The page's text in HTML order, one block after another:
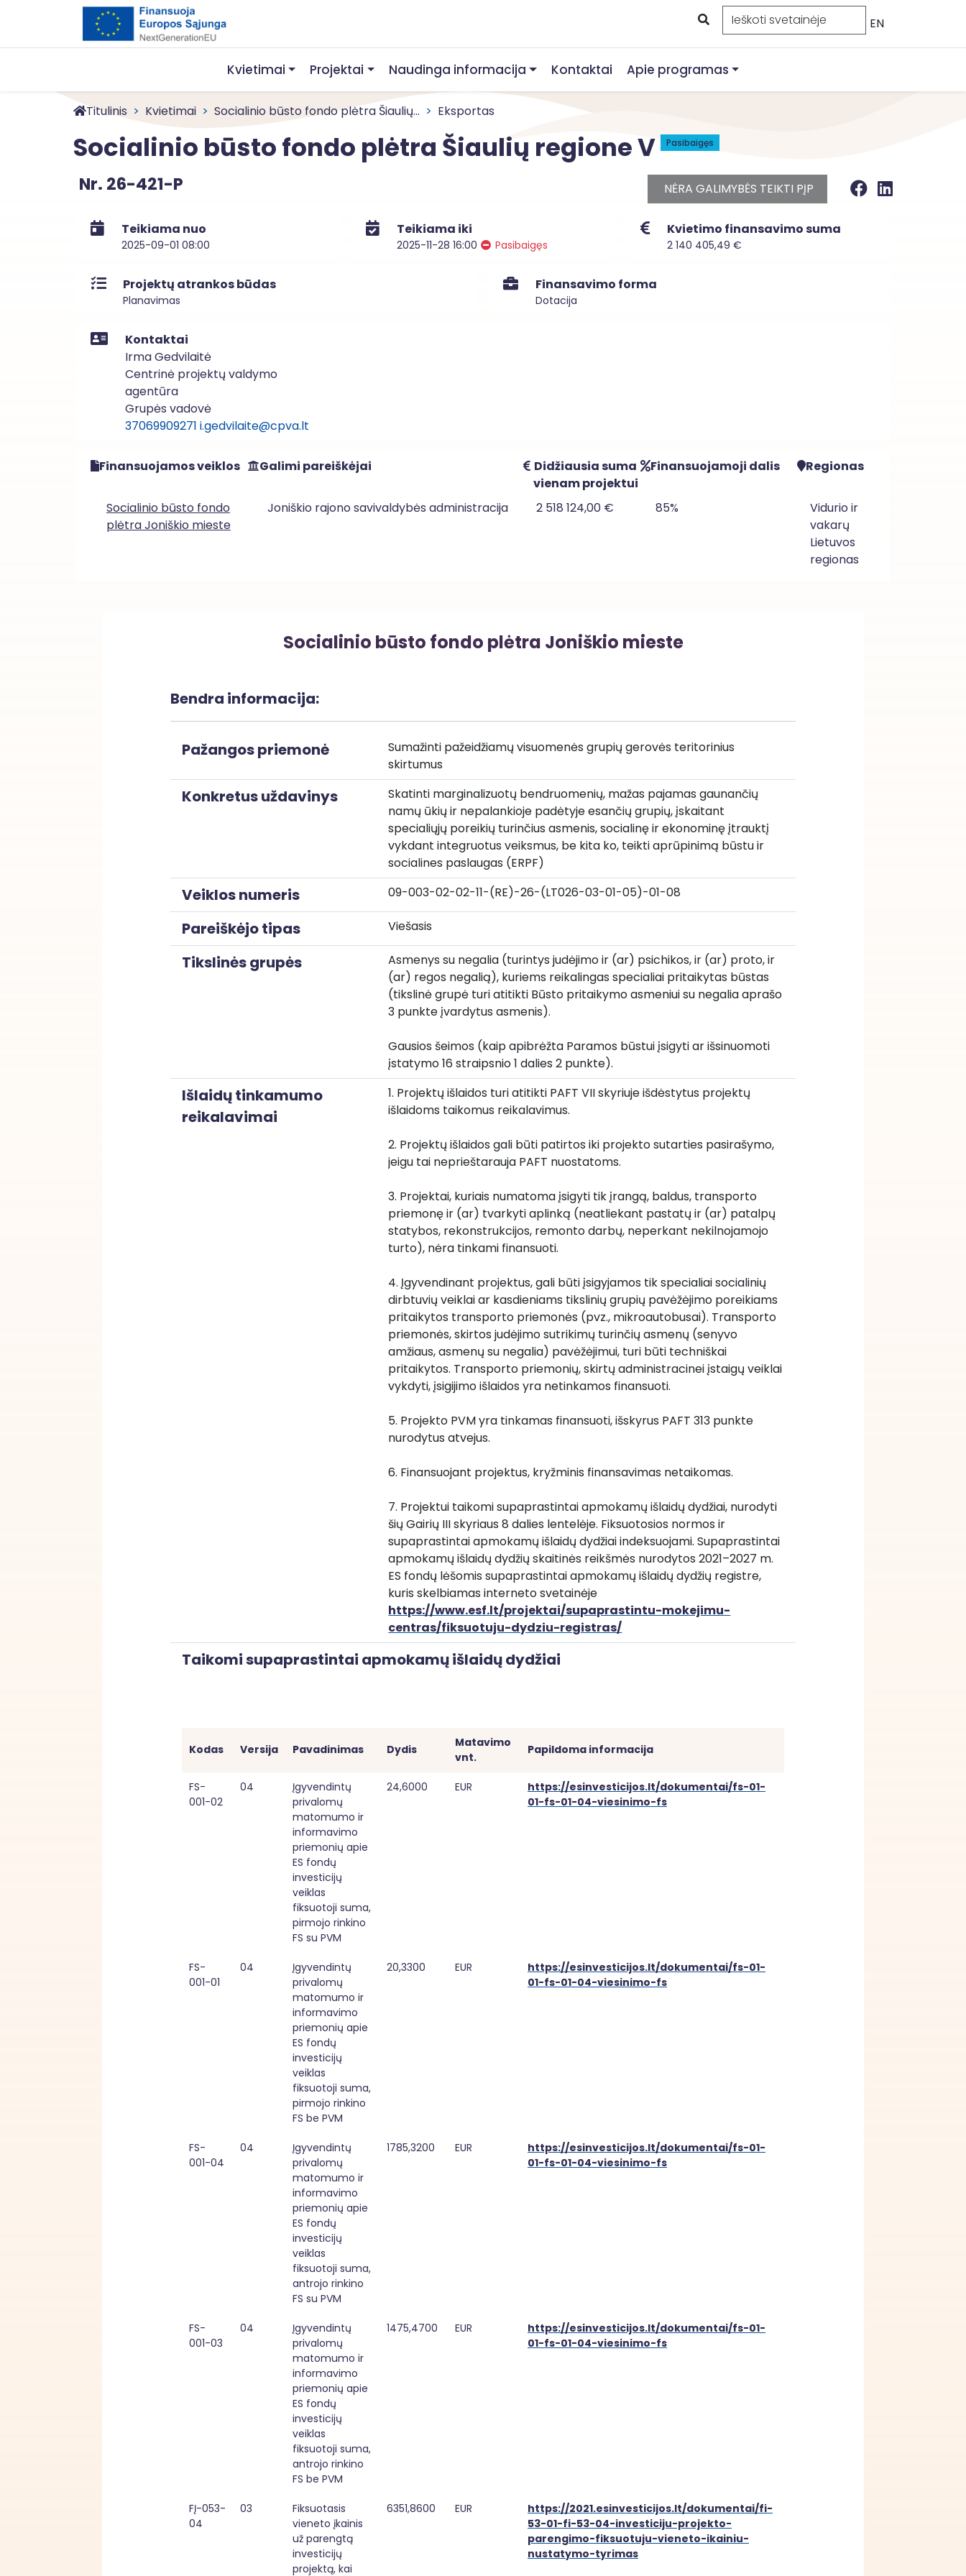
EN
Kvietimai Projektai Naudinga informacija Kontaktai Apie programas
Titulinis Kvietimai Socialinio būsto fondo plėtra Šiaulių... Eksportas
Socialinio būsto fondo plėtra Šiaulių regione V Pasibaigęs
Nr. 26-421-P NĖRA GALIMYBĖS TEIKTI PĮP
Teikiama nuo
2025-09-01 08:00
Teikiama iki
2025-11-28 16:00 Pasibaigęs
Kvietimo finansavimo suma
2 140 405,49 €
Projektų atrankos būdas
Planavimas
Finansavimo forma
Dotacija
Kontaktai
Irma Gedvilaitė
Centrinė projektų valdymo
agentūra
Grupės vadovė
37069909271 i.gedvilaite@cpva.lt
Finansuojamos veiklos Galimi pareiškėjai
Didžiausia suma
vienam projektui
Finansuojamoji dalis Regionas
Socialinio būsto fondo
plėtra Joniškio mieste
Joniškio rajono savivaldybės administracija 2 518 124,00 € 85%
Vidurio ir
vakarų
Lietuvos
regionas
Socialinio būsto fondo plėtra Joniškio mieste
Bendra informacija:
Pažangos priemonė
Sumažinti pažeidžiamų visuomenės grupių gerovės teritorinius
skirtumus
Konkretus uždavinys
Skatinti marginalizuotų bendruomenių, mažas pajamas gaunančių
namų ūkių ir nepalankioje padėtyje esančių grupių, įskaitant
specialiųjų poreikių turinčius asmenis, socialinę ir ekonominę įtrauktį
vykdant integruotus veiksmus, be kita ko, teikti aprūpinimą būstu ir
socialines paslaugas (ERPF)
Veiklos numeris 09-003-02-02-11-(RE)-26-(LT026-03-01-05)-01-08
Pareiškėjo tipas Viešasis
Tikslinės grupės
Asmenys su negalia (turintys judėjimo ir (ar) psichikos, ir (ar) proto, ir
(ar) regos negalią), kuriems reikalingas specialiai pritaikytas būstas
(tikslinė grupė turi atitikti Būsto pritaikymo asmeniui su negalia aprašo
3 punkte įvardytus asmenis).
Gausios šeimos (kaip apibrėžta Paramos būstui įsigyti ar išsinuomoti
įstatymo 16 straipsnio 1 dalies 2 punkte).
Išlaidų tinkamumo
reikalavimai
1. Projektų išlaidos turi atitikti PAFT VII skyriuje išdėstytus projektų
išlaidoms taikomus reikalavimus.
2. Projektų išlaidos gali būti patirtos iki projekto sutarties pasirašymo,
jeigu tai neprieštarauja PAFT nuostatoms.
3. Projektai, kuriais numatoma įsigyti tik įrangą, baldus, transporto
priemonę ir (ar) tvarkyti aplinką (neatliekant pastatų ir (ar) patalpų
statybos, rekonstrukcijos, remonto darbų, neperkant nekilnojamojo
turto), nėra tinkami finansuoti.
4. Įgyvendinant projektus, gali būti įsigyjamos tik specialiai socialinių
dirbtuvių veiklai ar kasdieniams tikslinių grupių pavėžėjimo poreikiams
pritaikytos transporto priemonės (pvz., mikroautobusai). Transporto
priemonės, skirtos judėjimo sutrikimų turinčių asmenų (senyvo
amžiaus, asmenų su negalia) pavėžėjimui, turi būti techniškai
pritaikytos. Transporto priemonių, skirtų administracinei įstaigų veiklai
vykdyti, įsigijimo išlaidos yra netinkamos finansuoti.
5. Projekto PVM yra tinkamas finansuoti, išskyrus PAFT 313 punkte
nurodytus atvejus.
6. Finansuojant projektus, kryžminis finansavimas netaikomas.
7. Projektui taikomi supaprastintai apmokamų išlaidų dydžiai, nurodyti
šių Gairių III skyriaus 8 dalies lentelėje. Fiksuotosios normos ir
supaprastintai apmokamų išlaidų dydžiai indeksuojami. Supaprastintai
apmokamų išlaidų dydžių skaitinės reikšmės nurodytos 2021–2027 m.
ES fondų lėšomis supaprastintai apmokamų išlaidų dydžių registre,
https://www.esf.lt/projektai/supaprastintu-mokejimu-
centras/fiksuotuju-dydziu-registras/
Taikomi supaprastintai apmokamų išlaidų dydžiai
Kodas Versija Pavadinimas Dydis
Matavimo
vnt.
Papildoma informacija
FS-
001-02
04
Įgyvendintų
privalomų
matomumo ir
informavimo
priemonių apie
ES fondų
investicijų
veiklas
fiksuotoji suma,
pirmojo rinkino
FS su PVM
24,6000 EUR
https://esinvesticijos.lt/dokumentai/fs-01-
01-fs-01-04-viesinimo-fs
FS-
001-01
04
Įgyvendintų
privalomų
matomumo ir
informavimo
priemonių apie
ES fondų
investicijų
veiklas
fiksuotoji suma,
pirmojo rinkino
FS be PVM
20,3300 EUR
https://esinvesticijos.lt/dokumentai/fs-01-
01-fs-01-04-viesinimo-fs
FS-
001-04
04
Įgyvendintų
privalomų
matomumo ir
informavimo
priemonių apie
ES fondų
investicijų
veiklas
fiksuotoji suma,
antrojo rinkino
FS su PVM
1785,3200 EUR
https://esinvesticijos.lt/dokumentai/fs-01-
01-fs-01-04-viesinimo-fs
FS-
001-03
04
Įgyvendintų
privalomų
matomumo ir
informavimo
priemonių apie
ES fondų
investicijų
veiklas
fiksuotoji suma,
antrojo rinkino
FS be PVM
1475,4700 EUR
https://esinvesticijos.lt/dokumentai/fs-01-
01-fs-01-04-viesinimo-fs
FĮ-053-
04
03
Fiksuotasis
vieneto įkainis
už parengtą
investicijų
projektą, kai
6351,8600 EUR
https://2021.esinvesticijos.lt/dokumentai/fi-
53-01-fi-53-04-investiciju-projekto-
parengimo-fiksuotuju-vieneto-ikainiu-
nustatymo-tyrimas